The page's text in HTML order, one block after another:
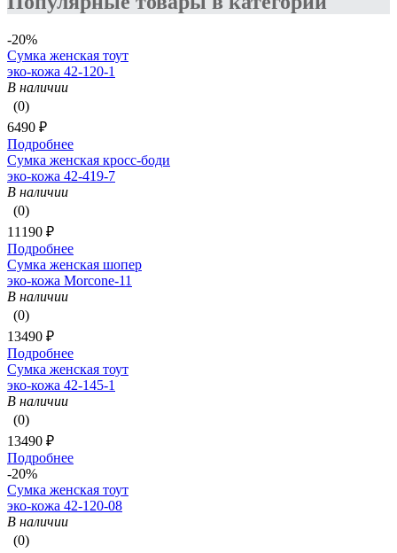
-20%
Сумка женская тоут
эко-кожа 42-120-1
В наличии
(0)
6490 ₽
Подробнее
Сумка женская кросс-боди
эко-кожа 42-419-7
В наличии
(0)
11190 ₽
Подробнее
Сумка женская шопер
эко-кожа Morcone-11
В наличии
(0)
13490 ₽
Подробнее
Сумка женская тоут
эко-кожа 42-145-1
В наличии
(0)
13490 ₽
Подробнее
-20%
Сумка женская тоут
эко-кожа 42-120-08
В наличии
(0)